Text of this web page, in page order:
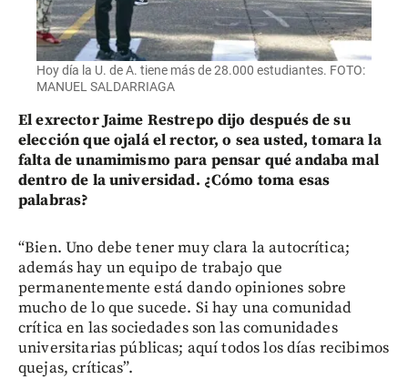
Hoy día la U. de A. tiene más de 28.000 estudiantes. FOTO:
MANUEL SALDARRIAGA
El exrector Jaime Restrepo dijo después de su
elección que ojalá el rector, o sea usted, tomara la
falta de unamimismo para pensar qué andaba mal
dentro de la universidad. ¿Cómo toma esas
palabras?
“Bien. Uno debe tener muy clara la autocrítica;
además hay un equipo de trabajo que
permanentemente está dando opiniones sobre
mucho de lo que sucede. Si hay una comunidad
crítica en las sociedades son las comunidades
universitarias públicas; aquí todos los días recibimos
quejas, críticas”.